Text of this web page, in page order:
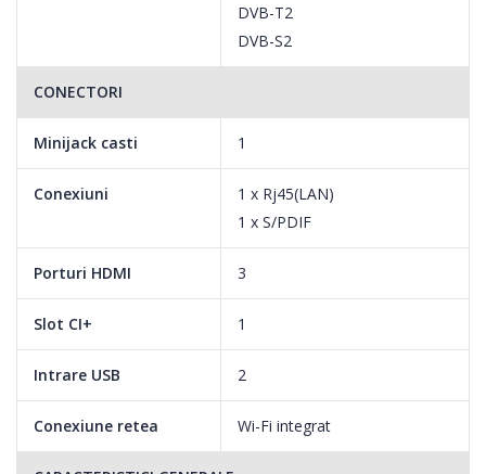
DVB-T2
DVB-S2
CONECTORI
Minijack casti 1
Conexiuni
1 x Rj45(LAN)
1 x S/PDIF
Porturi HDMI 3
Slot CI+ 1
Intrare USB 2
Conexiune retea Wi-Fi integrat